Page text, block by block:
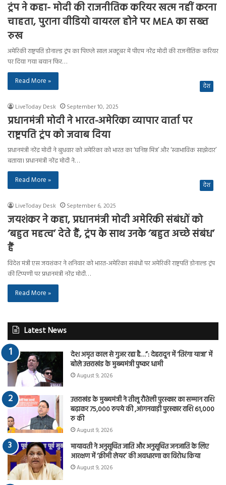
ट्रंप ने कहा- मोदी की राजनीतिक करियर खत्म नहीं करना
चाहता, पुराना वीडियो वायरल होने पर MEA का सख्त
रुख
अमेरिकी राष्ट्रपति डोनाल्ड ट्रंप का पिछले साल अक्टूबर में पीएम नरेंद्र मोदी की राजनीतिक करियर
पर दिया गया बयान फिर…
Read More »
देश
LiveToday Desk September 10, 2025
प्रधानमंत्री मोदी ने भारत-अमेरिका व्यापार वार्ता पर
राष्ट्रपति ट्रंप को जवाब दिया
प्रधानमंत्री नरेंद्र मोदी ने बुधवार को अमेरिका को भारत का ‘घनिष्ठ मित्र’ और ‘स्वाभाविक साझेदार’
बताया। प्रधानमंत्री नरेंद्र मोदी ने…
Read More »
देश
LiveToday Desk September 6, 2025
जयशंकर ने कहा, प्रधानमंत्री मोदी अमेरिकी संबंधों को
‘बहुत महत्व’ देते हैं, ट्रंप के साथ उनके ‘बहुत अच्छे संबंध’
हैं
विदेश मंत्री एस जयशंकर ने शनिवार को भारत-अमेरिका संबंधों पर अमेरिकी राष्ट्रपति डोनाल्ड ट्रंप
की टिप्पणी पर प्रधानमंत्री नरेंद्र मोदी…
Read More »
Latest News
देश अमृत काल से गुजर रहा है…”: देहरादून में ‘तिरंगा यात्रा’ में
बोले उत्तराखंड के मुख्यमंत्री पुष्कर धामी
August 9, 2026
उत्तराखंड के मुख्यमंत्री ने तीलू रौतेली पुरस्कार का सम्मान राशि
बढ़ाकर 75,000 रुपये की ,आंगनवाड़ी पुरस्कार राशि 61,000
रु की
August 9, 2026
मायावती ने अनुसूचित जाति और अनुसूचित जनजाति के लिए
आरक्षण में ‘क्रीमी लेयर’ की अवधारणा का विरोध किया
August 9, 2026